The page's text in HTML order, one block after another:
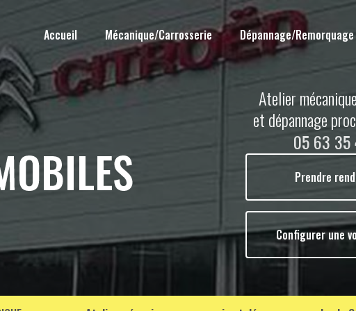
Accueil
Mécanique/Carrosserie Dépannage/Remorquage
Atelier
et dépannage
05 63 35
Prendre
Configurer une